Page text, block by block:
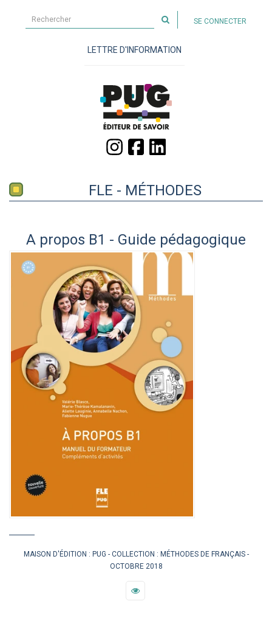
sur
site
SE CONNECTER
LETTRE D'INFORMATION
FLE - MÉTHODES
A propos B1 - Guide pédagogique
MAISON D'ÉDITION : PUG COLLECTION : MÉTHODES DE FRANÇAIS
OCTOBRE 2018